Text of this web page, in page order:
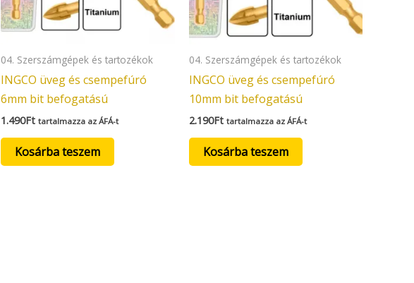
04. Szerszámgépek és tartozékok
INGCO üveg és csempefúró
6mm bit befogatású
1.490Ft tartalmazza az ÁFÁ-t
Kosárba teszem
04. Szerszámgépek és tartozékok
INGCO üveg és csempefúró
10mm bit befogatású
2.190Ft tartalmazza az ÁFÁ-t
Kosárba teszem